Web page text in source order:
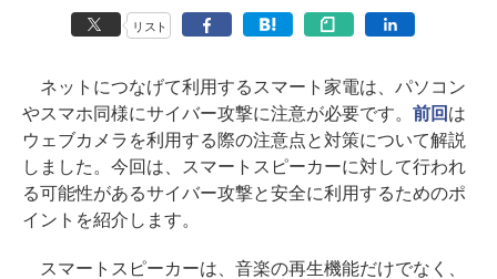
リスト
ネットにつなげて利用するスマート家電は、パソコン
やスマホ同様にサイバー攻撃に注意が必要です。 前回 は
ウェブカメラを利用する際の注意点と対策について解説
しました。今回は、スマートスピーカーに対して行われ
る可能性があるサイバー攻撃と安全に利用するためのポ
イントを紹介します。
スマートスピーカーは、音楽の再生機能だけでなく、